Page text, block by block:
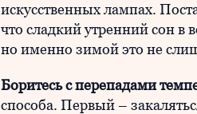
искусственных лампах.
что сладкий утренний сон в
но именно зимой это не
Боритесь с перепадами
способа. Первый –